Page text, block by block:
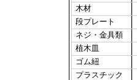
木材
段プレート
ネジ・金具類
植木皿
ゴム紐
プラスチック